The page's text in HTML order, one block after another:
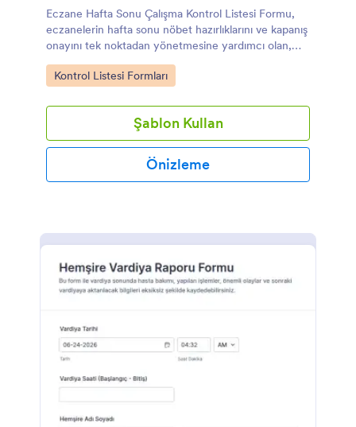
Eczane Hafta Sonu Çalışma Kontrol Listesi Formu,
eczanelerin hafta sonu nöbet hazırlıklarını ve kapanış
onayını tek noktadan yönetmesine yardımcı olan,
Jotform ile kolayca özelleştirilebilen bir form
şablonudur.
Go to Category:
Kontrol Listesi Formları
Şablon Kullan
Önizleme